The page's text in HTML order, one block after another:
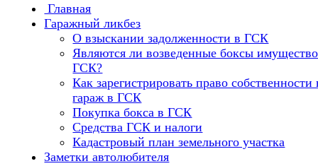
Главная
Гаражный ликбез
О взыскании задолженности в ГСК
Являются ли возведенные боксы
ГСК?
Как зарегистрировать право собственности
гараж в ГСК
Покупка бокса в ГСК
Средства ГСК и налоги
Кадастровый план земельного участка
Заметки автолюбителя